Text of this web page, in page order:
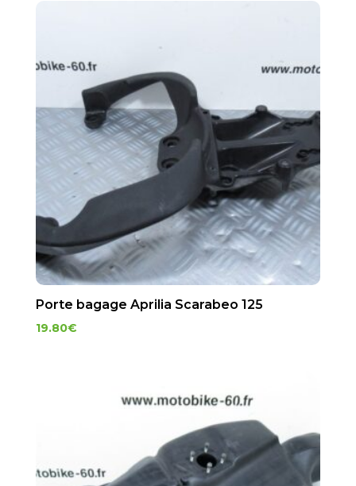
Porte bagage Aprilia Scarabeo 125
19.80€